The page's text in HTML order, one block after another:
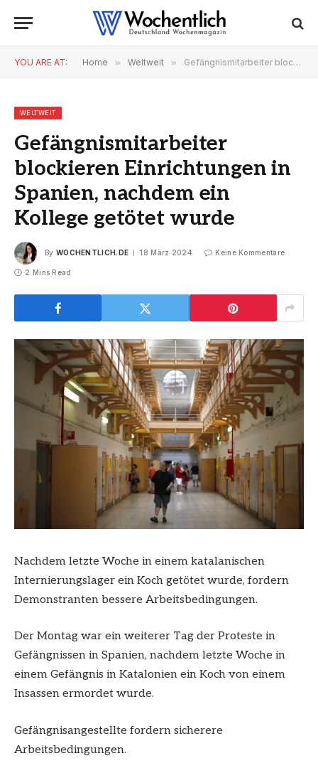
YOU ARE AT: Home » Weltweit » Gefängnismitarbeiter blockieren Einrichtungen in Spanien, nachdem ein Kollege getötet wurde
WELTWEIT
Gefängnismitarbeiter
blockieren Einrichtungen in
Spanien, nachdem ein
Kollege getötet wurde
By WOCHENTLICH.DE 18 März 2024 Keine Kommentare
2 Mins Read
Nachdem letzte Woche in einem katalanischen
Internierungslager ein Koch getötet wurde, fordern
Demonstranten bessere Arbeitsbedingungen.
Der Montag war ein weiterer Tag der Proteste in
Gefängnissen in Spanien, nachdem letzte Woche in
einem Gefängnis in Katalonien ein Koch von einem
Insassen ermordet wurde.
Gefängnisangestellte fordern sicherere
Arbeitsbedingungen.